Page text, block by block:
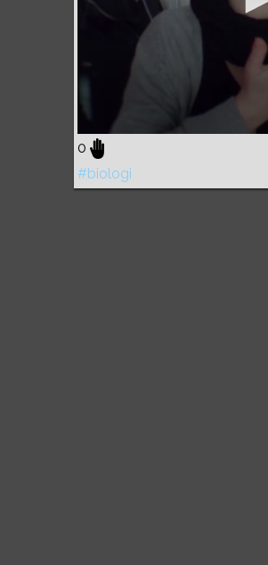
0
#biologi